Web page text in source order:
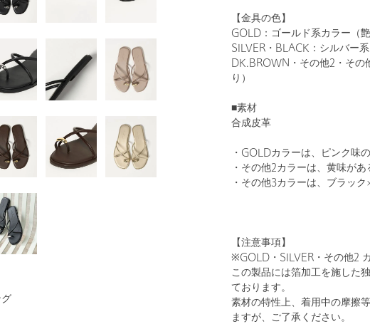
【金具の色】
GOLD：ゴールド系カラー（艶
SILVER・BLACK：シルバー系
DK.BROWN・その他2・その
り）
■素材
合成皮革
・GOLDカラーは、ピンク味
・その他2カラーは、黄味が
・その他3カラーは、ブラッ
【注意事項】
※GOLD・SILVER・その他2
この製品には箔加工を施した
ております。
素材の特性上、着用中の摩擦
ますが、ご了承ください。